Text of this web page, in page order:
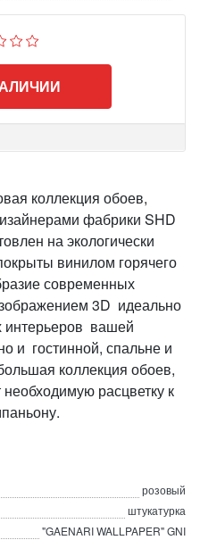
коллекция обоев,
фабрики SHD
на экологически
винилом горячего
современных
3D идеально
интерьеров вашей
и гостинной, спальне и
коллекция обоев,
расцветку к
розовый
штукатурка
"GAENARI WALLPAPER" GNI